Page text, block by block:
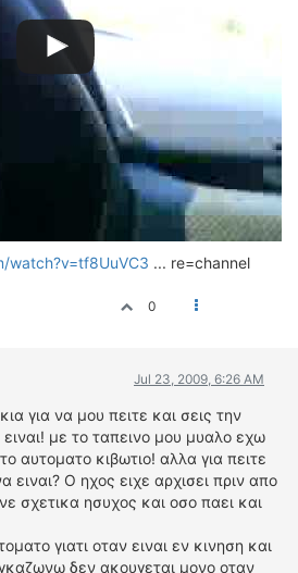
watch?v=tf8UuVC3 ... re=channel
0
Jul 23, 2009, 6:26 AM
για να μου πειτε και σεις την
με το ταπεινο μου μυαλο εχω
αυτοματο κιβωτιο! αλλα για πειτε
ειναι? Ο ηχος ειχε αρχισει πριν απο
σχετικα ησυχος και οσο παει και
γιατι οταν ειναι εν κινηση και
δεν ακουγεται μονο οταν